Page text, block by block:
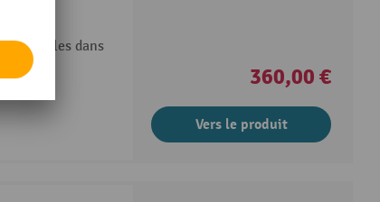
mobiles dans
360,00 €
Vers le produit